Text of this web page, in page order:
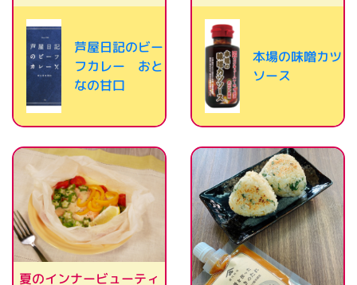
芦屋日記のビー
フカレー おと
なの甘口
本場の味噌カツ
ソース
夏のインナービューティ